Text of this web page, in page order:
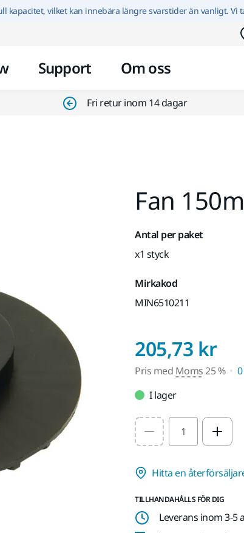
Hoppa till innehållet
kapacitet, vilket kan innebära längre svarstider än vanligt. Vi
Support Om oss
Fri retur inom 14 dagar
Fan
Antal per paket
x1 styck
Mirkakod
MIN6510211
205,73 kr
Pris med Moms25 %
I lager
Select quantity value
Hitta en
TILLHANDAHÅLLS FÖR DIG
Leverans inom 3-5